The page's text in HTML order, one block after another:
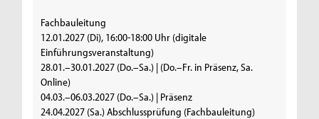
Fachbauleitung
12.01.2027 (Di), 16:00-18:00 Uhr (digitale
Einführungsveranstaltung)
28.01.–30.01.2027 (Do.–Sa.) | (Do.–Fr. in Präsenz, Sa.
Online)
04.03.–06.03.2027 (Do.–Sa.) | Präsenz
24.04.2027 (Sa.) Abschlussprüfung (Fachbauleitung)